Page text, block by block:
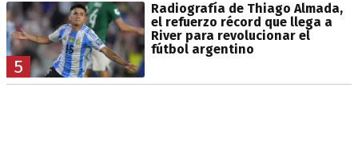
5
Radiografía de Thiago Almada,
el refuerzo récord que llega a
River para revolucionar el
fútbol argentino